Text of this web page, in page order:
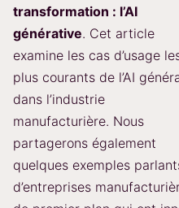
transformation : l’AI
générative. Cet article
examine les cas d’usage
plus courants de l’AI
dans l’industrie
manufacturière. Nous
partagerons également
quelques exemples
d’entreprises